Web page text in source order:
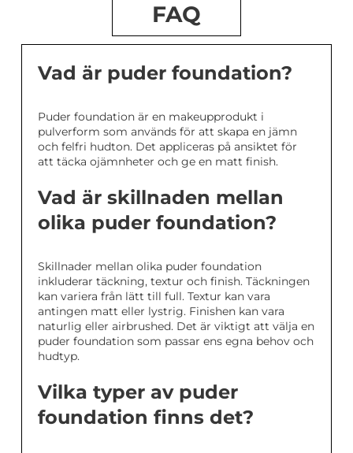
FAQ
Vad är puder foundation?
Puder foundation är en makeupprodukt i
pulverform som används för att skapa en jämn
och felfri hudton. Det appliceras på ansiktet för
att täcka ojämnheter och ge en matt finish.
Vad är skillnaden mellan
olika puder foundation?
Skillnader mellan olika puder foundation
inkluderar täckning, textur och finish. Täckningen
kan variera från lätt till full. Textur kan vara
antingen matt eller lystrig. Finishen kan vara
naturlig eller airbrushed. Det är viktigt att välja en
puder foundation som passar ens egna behov och
hudtyp.
Vilka typer av puder
foundation finns det?